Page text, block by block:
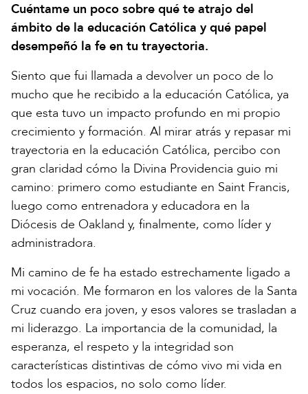
Cuéntame un poco sobre qué te atrajo del
ámbito de la educación Católica y qué papel
desempeñó la fe en tu trayectoria.
Siento que fui llamada a devolver un poco de lo
mucho que he recibido a la educación Católica, ya
que esta tuvo un impacto profundo en mi propio
crecimiento y formación. Al mirar atrás y repasar mi
trayectoria en la educación Católica, percibo con
gran claridad cómo la Divina Providencia guio mi
camino: primero como estudiante en Saint Francis,
luego como entrenadora y educadora en la
Diócesis de Oakland y, finalmente, como líder y
administradora.
Mi camino de fe ha estado estrechamente ligado a
mi vocación. Me formaron en los valores de la Santa
Cruz cuando era joven, y esos valores se trasladan a
mi liderazgo. La importancia de la comunidad, la
esperanza, el respeto y la integridad son
características distintivas de cómo vivo mi vida en
todos los espacios, no solo como líder.